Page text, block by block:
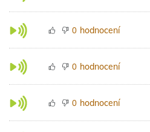
0 hodnocení
0 hodnocení
0 hodnocení